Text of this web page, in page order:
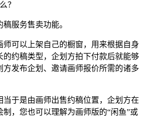
？
服务售卖功能。
可以上架自己的橱窗，用来根据自身
的约稿类型，企划方拍下付款后就能够
方发布企划、邀请画师报价所需的诸多
于是由画师出售约稿位置，企划方在
，您也可以理解为画师版的“闲鱼”或